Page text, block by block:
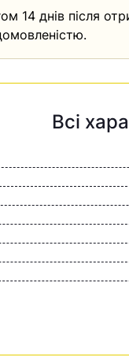
14 днів після
Всі